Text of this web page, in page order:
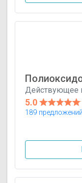
Действующее
5.0
189 предложений